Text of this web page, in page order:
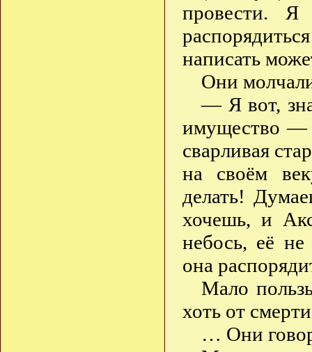
провести.
написать
Они
— Я вот,
имущество —
сварливая
на своём
делать!
хочешь, и
небось, её не
она
Мало
хоть от
… Они